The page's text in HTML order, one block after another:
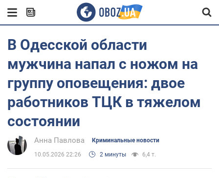
В Одесской области
мужчина напал с ножом на
группу оповещения: двое
работников ТЦК в тяжелом
состоянии
Анна Павлова Криминальные новости
10.05.2026 22:26 2 минуты 6,4 т.